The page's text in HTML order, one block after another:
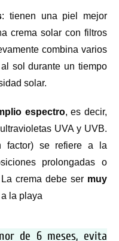
: tienen una piel mejor
crema solar con filtros
combina varios
sol durante un tiempo
solar.
espectro, es decir,
UVA y UVB.
factor) se refiere a la
prolongadas o
La crema debe ser muy
la playa
de 6 meses, evita